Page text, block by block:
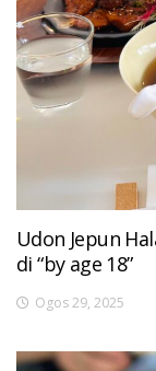
Udon Jepun
di “by age 18”
Ogos 29, 2025